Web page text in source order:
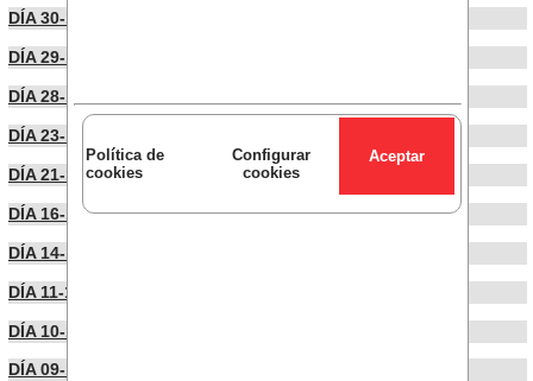
Política de
cookies
Configurar
cookies
DÍA 30-10-2024
DÍA 29-10-2024
DÍA 28-10-2024
DÍA 23-10-2024
DÍA 21-10-2024
DÍA 16-10-2024
DÍA 14-10-2024
DÍA 11-10-2024
DÍA 10-10-2024
DÍA 09-10-2024